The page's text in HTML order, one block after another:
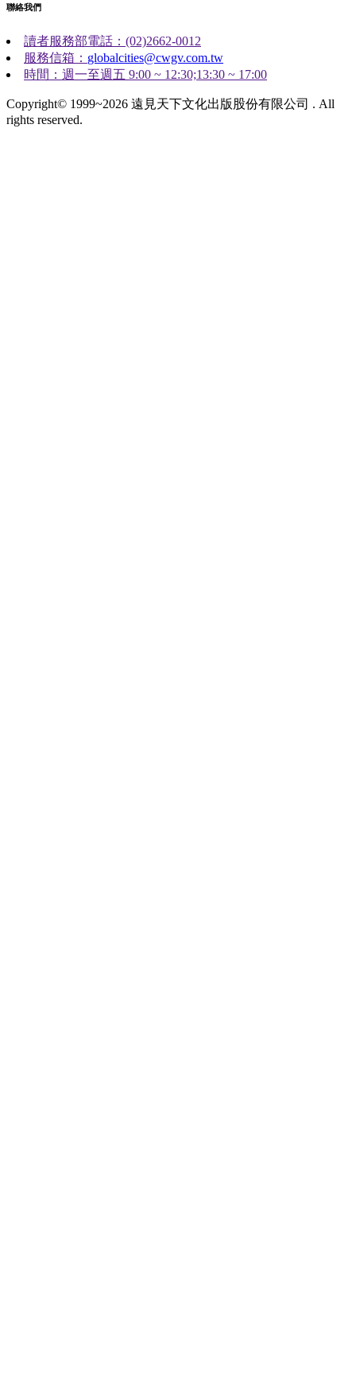
聯絡我們
讀者服務部電話：(02)2662-0012
服務信箱： globalcities@cwgv.com.tw
時間：週一至週五 9:00 ~ 12:30;13:30 ~ 17:00
Copyright© 1999~2026 遠見天下文化出版股份有限公司 . All
rights reserved.